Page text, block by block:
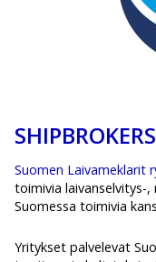
Suomen Laivameklarit
toimivia laivanselvitys-,
Suomessa toimivia
Yritykset palvelevat